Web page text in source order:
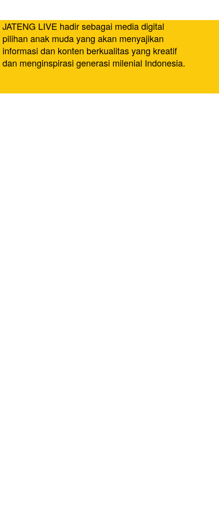
JATENG LIVE hadir sebagai media digital
pilihan anak muda yang akan menyajikan
informasi dan konten berkualitas yang kreatif
dan menginspirasi generasi milenial Indonesia.